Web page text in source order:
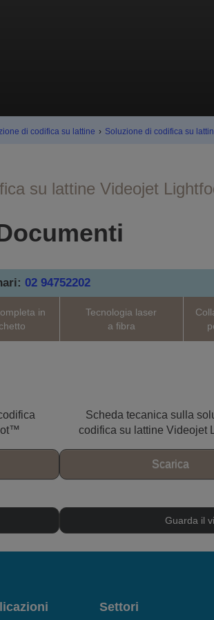
di codifica su lattine › Soluzione di codifica su
su lattine Videojet
02 94752202
in
Tecnologia laser
a fibra
Scheda tecanica sulla
codifica su lattine Videojet
Scarica
Guarda il
Settori